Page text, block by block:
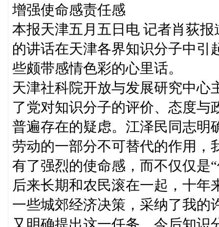
增强使命感责任感
本报天津五月五日电 记者肖荻
的讲话在天津各界知识分子中引
些颇带感情色彩的心里话。
天津社科院开放与发展研究中心
了党对知识分子的评价、态度与
普遍存在的疑虑。江泽民同志明
劳动的一部分不可替代的作用，
有了强烈的使命感，而不仅仅是
后来长期和农民滚在一起，十
一些城郊经济决策，采纳了我的